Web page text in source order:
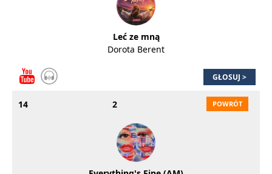
Leć ze mną
Dorota Berent
GŁOSUJ >
14 2